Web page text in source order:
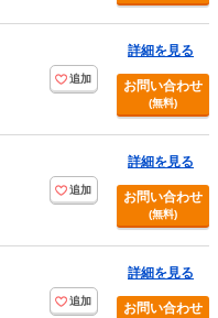
追加
詳細を見る
お問い合わせ
(無料)
追加
詳細を見る
お問い合わせ
(無料)
追加
詳細を見る
お問い合わせ